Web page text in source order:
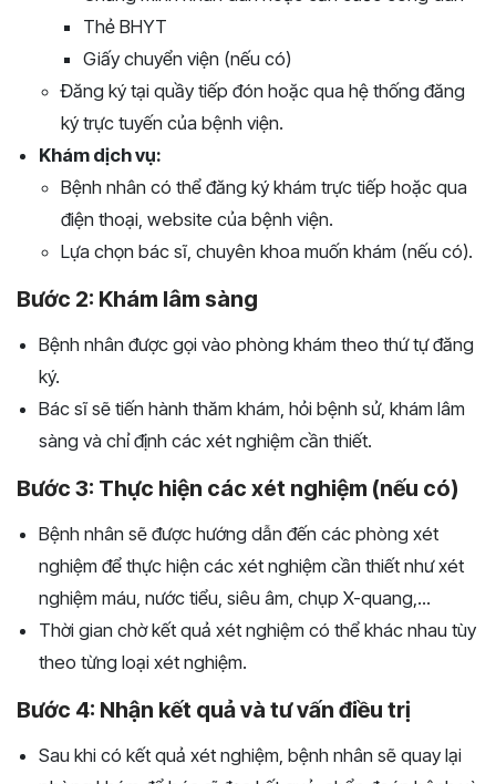
Thẻ BHYT
Giấy chuyển viện (nếu có)
Đăng ký tại quầy tiếp đón hoặc qua hệ thống đăng
ký trực tuyến của bệnh viện.
Khám dịch vụ:
Bệnh nhân có thể đăng ký khám trực tiếp hoặc qua
điện thoại, website của bệnh viện.
Lựa chọn bác sĩ, chuyên khoa muốn khám (nếu có).
Bước 2: Khám lâm sàng
Bệnh nhân được gọi vào phòng khám theo thứ tự đăng
ký.
Bác sĩ sẽ tiến hành thăm khám, hỏi bệnh sử, khám lâm
sàng và chỉ định các xét nghiệm cần thiết.
Bước 3: Thực hiện các xét nghiệm (nếu có)
Bệnh nhân sẽ được hướng dẫn đến các phòng xét
nghiệm để thực hiện các xét nghiệm cần thiết như xét
nghiệm máu, nước tiểu, siêu âm, chụp X-quang,...
Thời gian chờ kết quả xét nghiệm có thể khác nhau tùy
theo từng loại xét nghiệm.
Bước 4: Nhận kết quả và tư vấn điều trị
Sau khi có kết quả xét nghiệm, bệnh nhân sẽ quay lại